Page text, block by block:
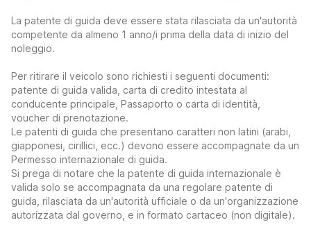
La patente di guida deve essere stata rilasciata da un'autorità
competente da almeno 1 anno/i prima della data di inizio del
noleggio.
Per ritirare il veicolo sono richiesti i seguenti documenti:
patente di guida valida, carta di credito intestata al
conducente principale, Passaporto o carta di identità,
voucher di prenotazione.
Le patenti di guida che presentano caratteri non latini (arabi,
giapponesi, cirillici, ecc.) devono essere accompagnate da un
Permesso internazionale di guida.
Si prega di notare che la patente di guida internazionale è
valida solo se accompagnata da una regolare patente di
guida, rilasciata da un'autorità ufficiale o da un'organizzazione
autorizzata dal governo, e in formato cartaceo (non digitale).